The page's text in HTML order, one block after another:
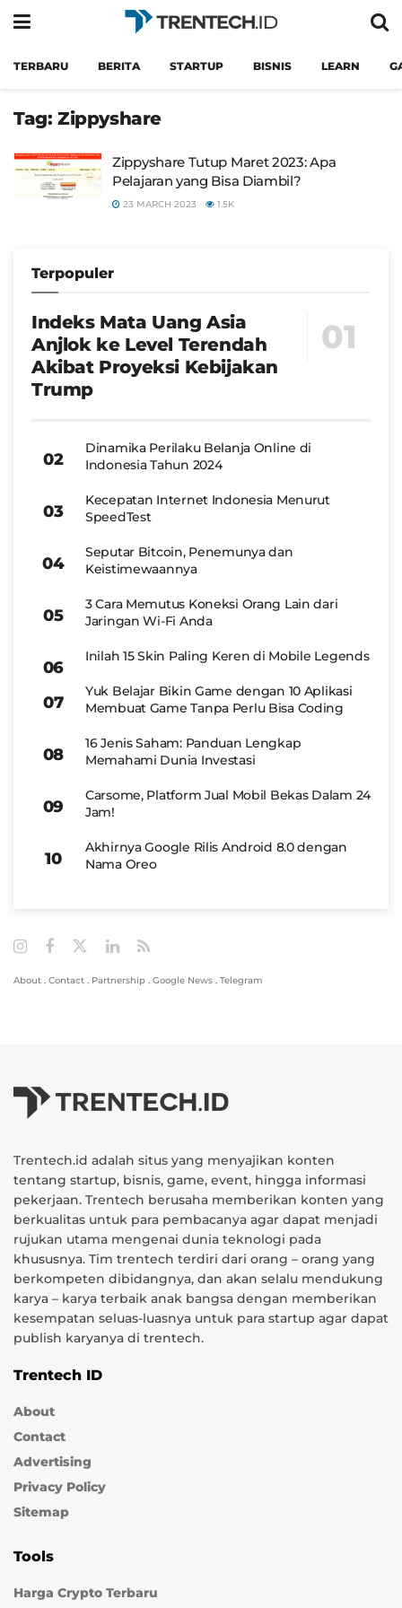
TERBARU BERITA STARTUP BISNIS LEARN
Tag: Zippyshare
Zippyshare Tutup Maret 2023: Apa
Pelajaran yang Bisa Diambil?
23 MARCH 2023 1.5K
Terpopuler
Indeks Mata Uang Asia
Anjlok ke Level Terendah
Akibat Proyeksi Kebijakan
Trump
Dinamika Perilaku Belanja Online di
Indonesia Tahun 2024
Kecepatan Internet Indonesia Menurut
SpeedTest
Seputar Bitcoin, Penemunya dan
Keistimewaannya
3 Cara Memutus Koneksi Orang Lain dari
Jaringan Wi-Fi Anda
Inilah 15 Skin Paling Keren di Mobile Legends
Yuk Belajar Bikin Game dengan 10 Aplikasi
Membuat Game Tanpa Perlu Bisa Coding
16 Jenis Saham: Panduan Lengkap
Memahami Dunia Investasi
Carsome, Platform Jual Mobil Bekas Dalam 24
Jam!
Akhirnya Google Rilis Android 8.0 dengan
Nama Oreo
About . Contact . Partnership . Google News . Telegram
Trentech.id adalah situs yang menyajikan konten
tentang startup, bisnis, game, event, hingga informasi
pekerjaan. Trentech berusaha memberikan konten yang
berkualitas untuk para pembacanya agar dapat menjadi
rujukan utama mengenai dunia teknologi pada
khususnya. Tim trentech terdiri dari orang – orang yang
berkompeten dibidangnya, dan akan selalu mendukung
karya – karya terbaik anak bangsa dengan memberikan
kesempatan seluas-luasnya untuk para startup agar dapat
publish karyanya di trentech.
Trentech ID
About
Contact
Advertising
Privacy Policy
Sitemap
Tools
Harga Crypto Terbaru